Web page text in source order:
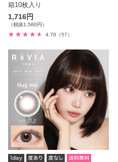
箱10枚入り
1,716円
（税抜1,560円）
4.70 （57）